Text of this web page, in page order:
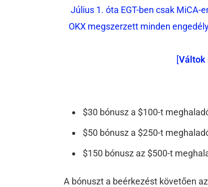
Július 1. óta EGT-ben csak
OKX megszerzett minden
[Váltok
$30 bónusz a $100-t
$50 bónusz a $250-t
$150 bónusz az $500-t
A bónuszt a beérkezést követően